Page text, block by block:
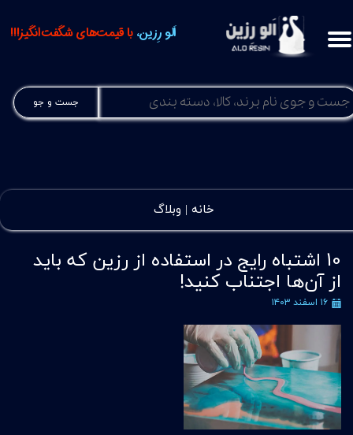
جست و جو
اَلو رِزین، با قیمت‌های شگفت‌انگیز!!!
خانه | وبلاگ
10 اشتباه رایج در استفاده از رزین که باید
از آن‌ها اجتناب کنید!
۱۶ اسفند ۱۴۰۳